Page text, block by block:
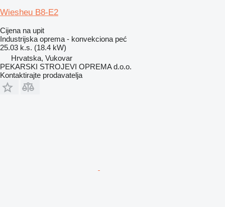
Wiesheu B8-E2
Cijena na upit
Industrijska oprema - konvekciona peć
25.03 k.s. (18.4 kW)
Hrvatska, Vukovar
PEKARSKI STROJEVI OPREMA d.o.o.
Kontaktirajte prodavatelja